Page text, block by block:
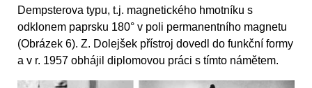
Dempsterova typu, t.j. magnetického hmotníku s
odklonem paprsku 180° v poli permanentního magnetu
(Obrázek 6). Z. Dolejšek přístroj dovedl do funkční formy
a v r. 1957 obhájil diplomovou práci s tímto námětem.